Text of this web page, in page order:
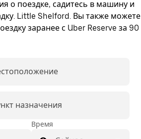
о поездке, садитесь в машину и
Little Shelford. Вы также можете
заранее с Uber Reserve за 90
назначения
Время